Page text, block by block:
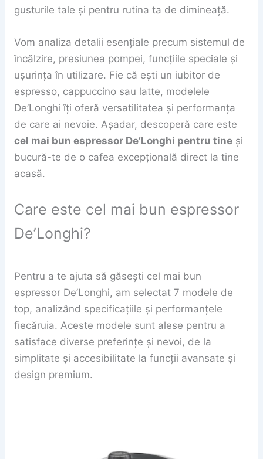
gusturile tale și pentru rutina ta de dimineață.
Vom analiza detalii esențiale precum sistemul de
încălzire, presiunea pompei, funcțiile speciale și
ușurința în utilizare. Fie că ești un iubitor de
espresso, cappuccino sau latte, modelele
De’Longhi îți oferă versatilitatea și performanța
de care ai nevoie. Așadar, descoperă care este
cel mai bun espressor De’Longhi pentru tineși
bucură-te de o cafea excepțională direct la tine
acasă.
Care este cel mai bun espressor
De’Longhi?
Pentru a te ajuta să găsești cel mai bun
espressor De’Longhi, am selectat 7 modele de
top, analizând specificațiile și performanțele
fiecăruia. Aceste modele sunt alese pentru a
satisface diverse preferințe și nevoi, de la
simplitate și accesibilitate la funcții avansate și
design premium.